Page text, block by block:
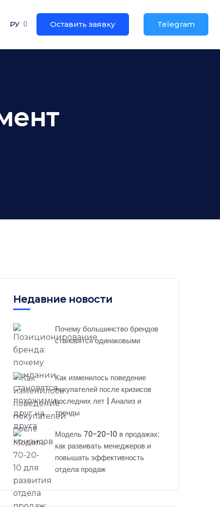
РУ Оставить заявку Telegram
Недавние новости
Почему большинство брендов
становятся одинаковыми
Как изменилось поведение
покупателей после кризисов
последних лет | Анализ и
тренды
Модель 70-20-10 в продажах:
как развивать менеджеров и
повышать эффективность
отдела продаж